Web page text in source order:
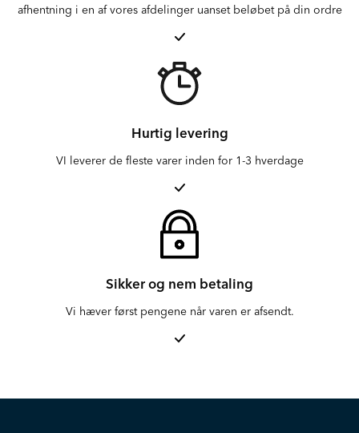
afhentning i en af vores afdelinger uanset beløbet på din ordre
Hurtig levering
VI leverer de fleste varer inden for 1-3 hverdage
Sikker og nem betaling
Vi hæver først pengene når varen er afsendt.